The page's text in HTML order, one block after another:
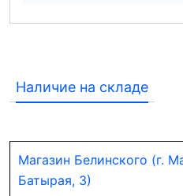
Наличие на складе
Магазин Белинского (г.
Батырая, 3)